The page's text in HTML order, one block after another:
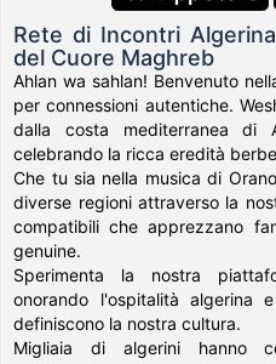
Rete di Incontri
del Cuore Maghreb
Ahlan wa sahlan! Benvenuto
per connessioni autentiche.
dalla costa mediterranea di
celebrando la ricca eredità
Che tu sia nella musica di
diverse regioni attraverso la
compatibili che apprezzano
genuine.
Sperimenta la nostra
onorando l'ospitalità algerina
definiscono la nostra cultura.
Migliaia di algerini hanno